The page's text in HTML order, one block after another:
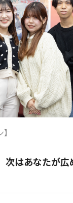
次はあなたが広